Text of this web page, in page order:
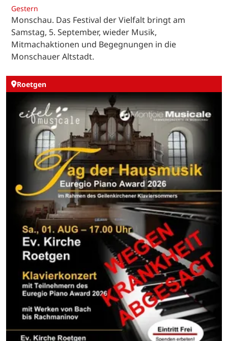
Gestern
Monschau. Das Festival der Vielfalt bringt am
Samstag, 5. September, wieder Musik,
Mitmachaktionen und Begegnungen in die
Monschauer Altstadt.
Roetgen